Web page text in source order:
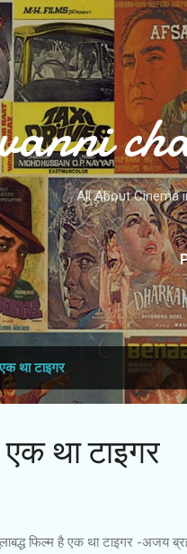
Skip to
All About Cinema in
एक था टाइगर
एक था टाइगर
फिल्म है एक था टाइगर -अजय